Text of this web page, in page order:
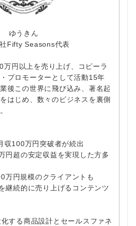
ゆうきん
Fifty Seasons代表
万円以上を売り上げ、コピーラ
プロモーターとして活動15年
後この世界に飛び込み、著名起
はじめ、数々のビジネスを裏側
収100万円突破者が続出
円超の安定収益を実現した方多
万円規模のクライアントも
継続的に売り上げるコンテンツ
する商品設計とセールスファネ